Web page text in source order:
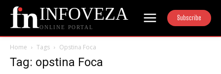
INFOVEZA
ONLINE PORTAL
Subscribe
Home Tags Opstina Foca
Tag: opstina Foca